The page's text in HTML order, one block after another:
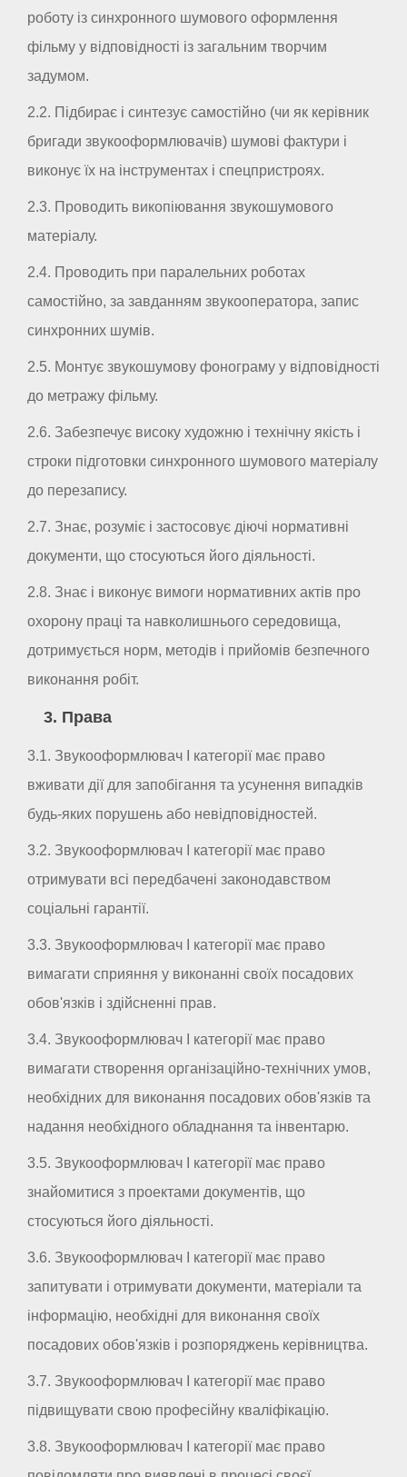
роботу із синхронного шумового оформлення
фільму у відповідності із загальним творчим
задумом.
2.2. Підбирає і синтезує самостійно (чи як керівник
бригади звукооформлювачів) шумові фактури і
виконує їх на інструментах і спецпристроях.
2.3. Проводить викопіювання звукошумового
матеріалу.
2.4. Проводить при паралельних роботах
самостійно, за завданням звукооператора, запис
синхронних шумів.
2.5. Монтує звукошумову фонограму у відповідності
до метражу фільму.
2.6. Забезпечує високу художню і технічну якість і
строки підготовки синхронного шумового матеріалу
до перезапису.
2.7. Знає, розуміє і застосовує діючі нормативні
документи, що стосуються його діяльності.
2.8. Знає і виконує вимоги нормативних актів про
охорону праці та навколишнього середовища,
дотримується норм, методів і прийомів безпечного
виконання робіт.
3. Права
3.1. Звукооформлювач I категорії має право
вживати дії для запобігання та усунення випадків
будь-яких порушень або невідповідностей.
3.2. Звукооформлювач I категорії має право
отримувати всі передбачені законодавством
соціальні гарантії.
3.3. Звукооформлювач I категорії має право
вимагати сприяння у виконанні своїх посадових
обов'язків і здійсненні прав.
3.4. Звукооформлювач I категорії має право
вимагати створення організаційно-технічних умов,
необхідних для виконання посадових обов'язків та
надання необхідного обладнання та інвентарю.
3.5. Звукооформлювач I категорії має право
знайомитися з проектами документів, що
стосуються його діяльності.
3.6. Звукооформлювач I категорії має право
запитувати і отримувати документи, матеріали та
інформацію, необхідні для виконання своїх
посадових обов'язків і розпоряджень керівництва.
3.7. Звукооформлювач I категорії має право
підвищувати свою професійну кваліфікацію.
3.8. Звукооформлювач I категорії має право